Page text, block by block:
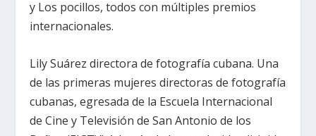
y Los pocillos, todos con múltiples premios
internacionales.
Lily Suárez directora de fotografía cubana. Una
de las primeras mujeres directoras de fotografía
cubanas, egresada de la Escuela Internacional
de Cine y Televisión de San Antonio de los